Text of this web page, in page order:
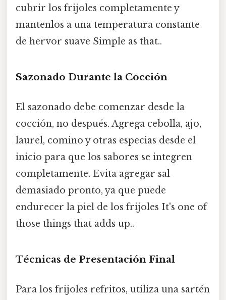
cubrir los frijoles completamente y
mantenlos a una temperatura constante
de hervor suave Simple as that..
Sazonado Durante la Cocción
El sazonado debe comenzar desde la
cocción, no después. Agrega cebolla, ajo,
laurel, comino y otras especias desde el
inicio para que los sabores se integren
completamente. Evita agregar sal
demasiado pronto, ya que puede
endurecer la piel de los frijoles It's one of
those things that adds up..
Técnicas de Presentación Final
Para los frijoles refritos, utiliza una sartén